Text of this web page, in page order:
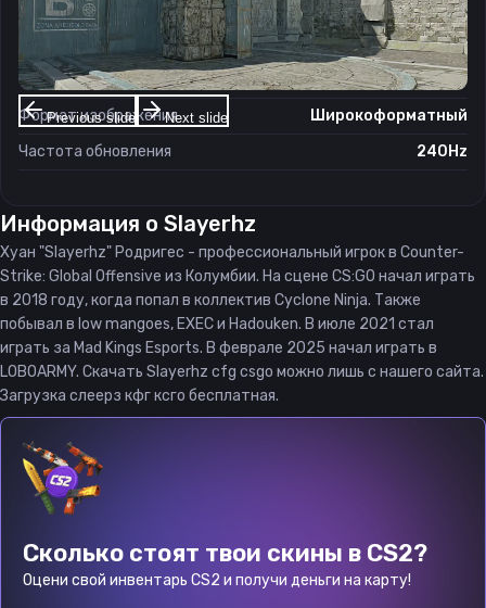
Previous slide Next slide
Настройки экрана
Разрешение
1920×1080
Соотношение сторон
16:9
Формат изображения
Широкоформатный
Частота обновления
240Hz
Информация о Slayerhz
Хуан "Slayerhz" Родригес - профессиональный игрок в Counter-
Strike: Global Offensive из Колумбии. На сцене CS:GO начал играть
в 2018 году, когда попал в коллектив Cyclone Ninja. Также
побывал в low mangoes, EXEC и Hadouken. В июле 2021 стал
играть за Mad Kings Esports. В феврале 2025 начал играть в
LOBOARMY. Скачать Slayerhz cfg csgo можно лишь с нашего сайта.
Загрузка слеерз кфг ксго бесплатная.
Сколько стоят твои скины в CS2?
Оцени свой инвентарь CS2 и получи деньги на карту!